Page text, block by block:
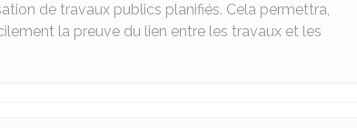
de travaux publics planifiés. Cela permettra,
la preuve du lien entre les travaux et les